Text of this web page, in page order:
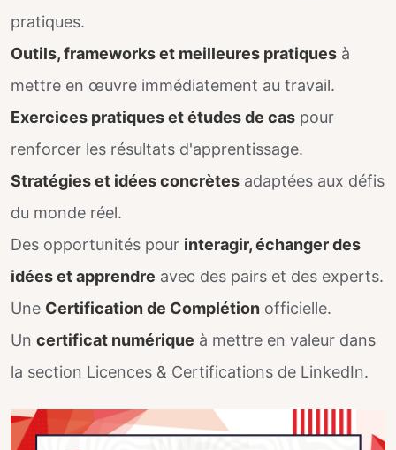
pratiques.
Outils, frameworks et meilleures pratiques à
mettre en œuvre immédiatement au travail.
Exercices pratiques et études de cas pour
renforcer les résultats d'apprentissage.
Stratégies et idées concrètes adaptées aux défis
du monde réel.
Des opportunités pour interagir, échanger des
idées et apprendre avec des pairs et des experts.
Une Certification de Complétion officielle.
Un certificat numérique à mettre en valeur dans
la section Licences & Certifications de LinkedIn.